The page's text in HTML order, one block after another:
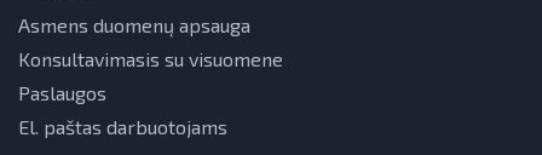
Asmens duomenų apsauga
Konsultavimasis su visuomene
Paslaugos
El. paštas darbuotojams